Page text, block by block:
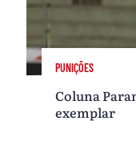
PUNIÇÕES
Coluna
exemplar